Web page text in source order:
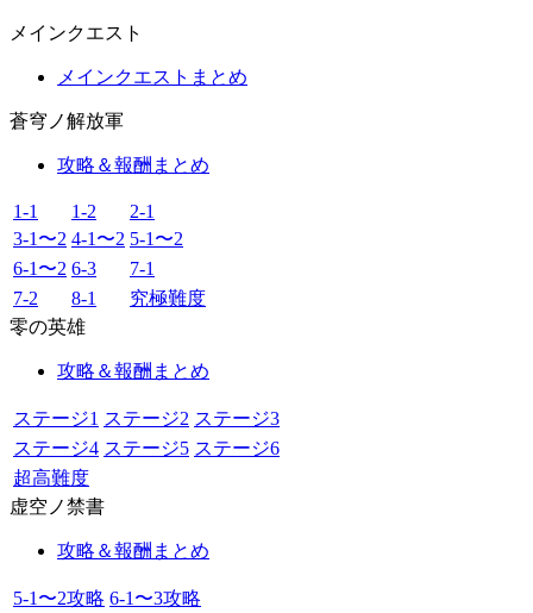
メインクエスト
メインクエストまとめ
蒼穹ノ解放軍
攻略＆報酬まとめ
1-1 1-2
2-1
3-1〜2 4-1〜2 5-1〜2
6-1〜2 6-3
7-1
7-2
8-1
究極難度
零の英雄
攻略＆報酬まとめ
ステージ1 ステージ2 ステージ3
ステージ4 ステージ5 ステージ6
超高難度
虚空ノ禁書
攻略＆報酬まとめ
5-1〜2攻略 6-1〜3攻略